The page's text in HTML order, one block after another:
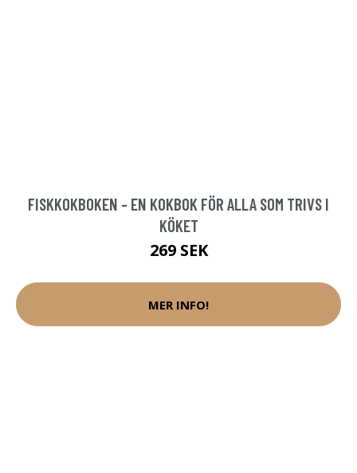
FISKKOKBOKEN - EN KOKBOK FÖR ALLA SOM TRIVS I
KÖKET
269 SEK
MER INFO!